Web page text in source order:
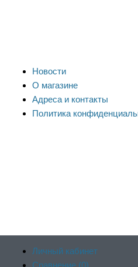
Новости
О магазине
Адреса и контакты
Политика
Личный кабинет
Сравнение (0)